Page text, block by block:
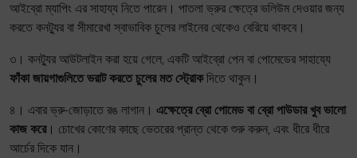
আইব্রো ম্যাপিং এর সাহায্য নিতে পারেন। পাতলা ভ্রুর ক্ষেত্রে ভলিউম দেওয়ার জন্য
করতে কনট্যুর বা সীমারেখা স্বাভাবিক চুলের লাইনের থেকেও বেরিয়ে থাকবে।
৩। কনট্যুর আউটলাইন করা হয়ে গেলে, একটি আইব্রো পেন বা পোমেডের সাহায্যে
ফাঁকা জায়গাগুলিতে ভরাট করতে চুলের মত স্ট্রোকদিতে থাকুন।
৪। এবার ভ্রু-জোড়াতে রঙ লাগান। এক্ষেত্রে ব্রো পোমেড বা ব্রো পাউডার খুব ভালো
কাজ করে। চোখের কোণের কাছে ভেতরের প্রান্ত থেকে শুরু করুন, এবং ধীরে ধীরে
আর্চের দিকে যান।